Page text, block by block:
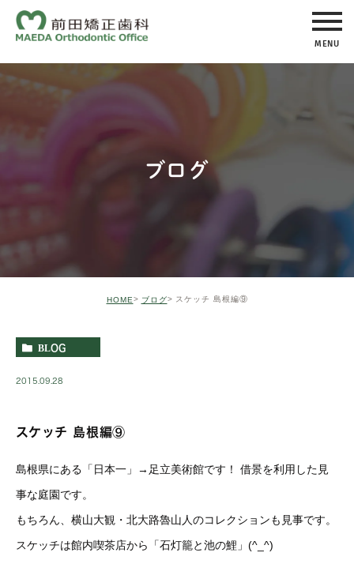
MENU
ブログ
HOME ブログ スケッチ 島根編⑨
BLOG
2015.09.28
スケッチ 島根編⑨
島根県にある「日本一」→足立美術館です！ 借景を利用した見
事な庭園です。
もちろん、横山大観・北大路魯山人のコレクションも見事です。
スケッチは館内喫茶店から「石灯籠と池の鯉」(^_^)